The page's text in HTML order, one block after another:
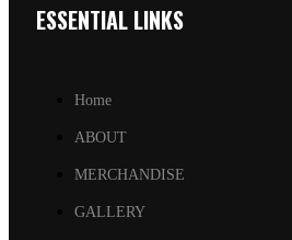
ESSENTIAL LINKS
Home
ABOUT
MERCHANDISE
GALLERY